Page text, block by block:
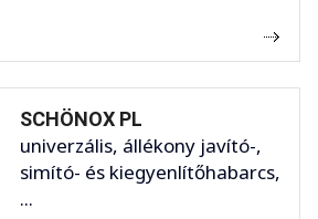
SCHÖNOX PL
univerzális, állékony javító-,
simító- és kiegyenlítőhabarcs,
...